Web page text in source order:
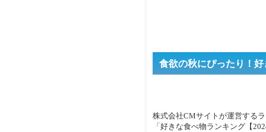
食欲の秋にぴったり！
株式会社CMサイトが運営する
「好きな食べ物ランキング【